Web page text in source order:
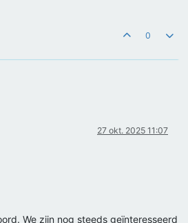
0
27 okt. 2025 11:07
We zijn nog steeds geïnteresseerd